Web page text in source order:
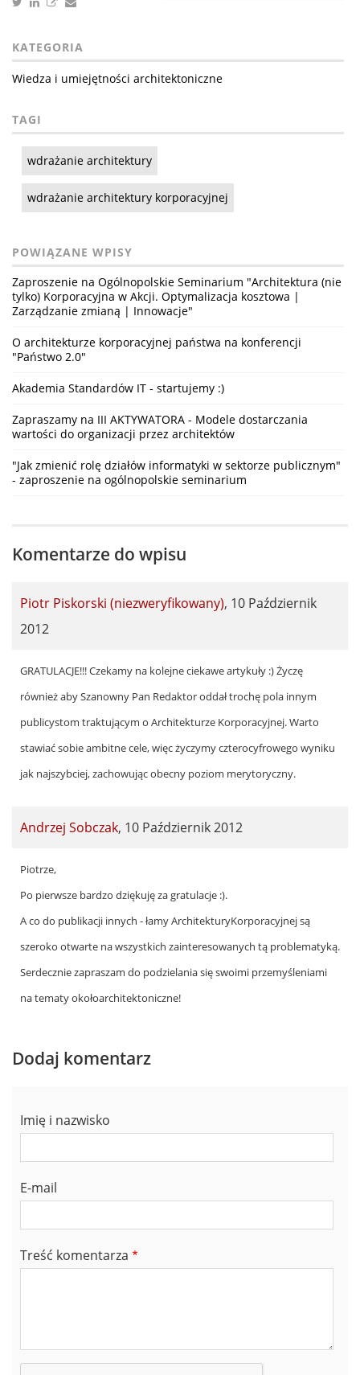
KATEGORIA
Wiedza i umiejętności architektoniczne
TAGI
wdrażanie architektury
wdrażanie architektury korporacyjnej
POWIĄZANE WPISY
Zaproszenie na Ogólnopolskie Seminarium "Architektura (nie
tylko) Korporacyjna w Akcji. Optymalizacja kosztowa |
Zarządzanie zmianą | Innowacje"
O architekturze korporacyjnej państwa na konferencji
"Państwo 2.0"
Akademia Standardów IT - startujemy :)
Zapraszamy na III AKTYWATORA - Modele dostarczania
wartości do organizacji przez architektów
"Jak zmienić rolę działów informatyki w sektorze publicznym"
- zaproszenie na ogólnopolskie seminarium
Komentarze do wpisu
Piotr Piskorski (niezweryfikowany), 10 Październik
2012
GRATULACJE!!! Czekamy na kolejne ciekawe artykuły :) Życzę
również aby Szanowny Pan Redaktor oddał trochę pola innym
publicystom traktującym o Architekturze Korporacyjnej. Warto
stawiać sobie ambitne cele, więc życzymy czterocyfrowego wyniku
jak najszybciej, zachowując obecny poziom merytoryczny.
Andrzej Sobczak, 10 Październik 2012
In
reply
to
by
Piotr
Piskorski
Piotrze,
Po pierwsze bardzo dziękuję za gratulacje :).
A co do publikacji innych - łamy ArchitekturyKorporacyjnej są
szeroko otwarte na wszystkich zainteresowanych tą problematyką.
Serdecznie zapraszam do podzielania się swoimi przemyśleniami
na tematy okołoarchitektoniczne!
Dodaj komentarz
Imię i nazwisko
E-mail
Treść komentarza